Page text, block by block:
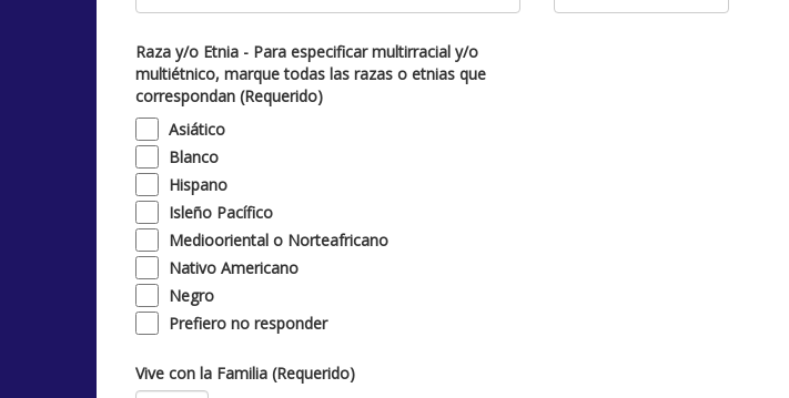
Raza y/o Etnia - Para especificar multirracial y/o
multiétnico, marque todas las razas o etnias que
correspondan (Requerido)
Asiático
Blanco
Hispano
Isleño Pacífico
Mediooriental o Norteafricano
Nativo Americano
Negro
Prefiero no responder
Vive con la Familia (Requerido)